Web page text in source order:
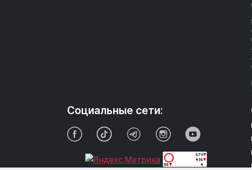
Социальные сети: